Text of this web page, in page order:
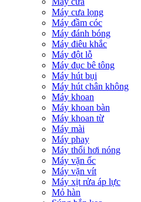
Máy cưa lọng
Máy đầm cóc
Máy đánh bóng
Máy điêu khắc
Máy đột lỗ
Máy đục bê tông
Máy hút bụi
Máy hút chân không
Máy khoan
Máy khoan bàn
Máy khoan từ
Máy mài
Máy phay
Máy thổi hơi nóng
Máy vặn ốc
Máy vặn vít
Máy xịt rửa áp lực
Mỏ hàn